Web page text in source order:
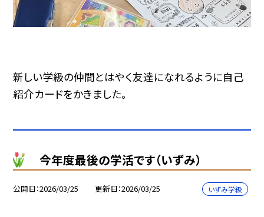
新しい学級の仲間とはやく友達になれるように自己
紹介カードをかきました。
今年度最後の学活です（いずみ）
公開日 2026/03/25 更新日 2026/03/25 いずみ学級